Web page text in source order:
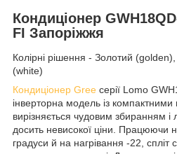
Кондиціонер
FI Запоріжжя
Колірні рішення - Золотий
(white)
Кондиціонер Gree серії Lomo
інверторна модель із
вирізняється чудовим збиранням і
досить невисокої ціни. Працюючи
градуси й на нагрівання -22, спліт